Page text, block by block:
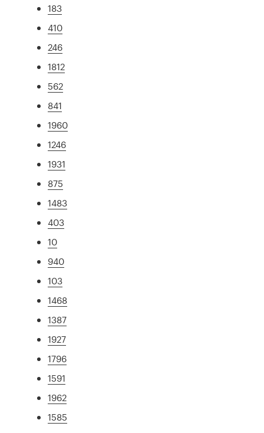
183
410
246
1812
562
841
1960
1246
1931
875
1483
403
10
940
103
1468
1387
1927
1796
1591
1962
1585